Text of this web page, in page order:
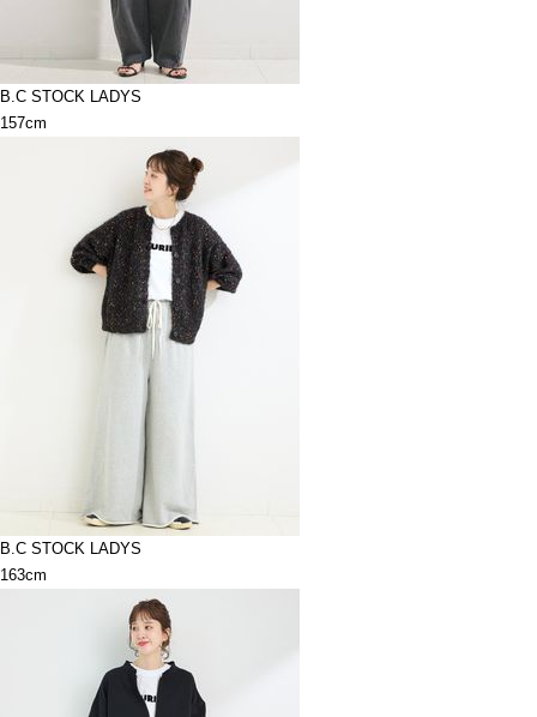
B.C STOCK LADYS
157cm
B.C STOCK LADYS
163cm